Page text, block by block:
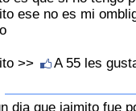
ese no es mi
>> A 55 les
dia que jaimito fue